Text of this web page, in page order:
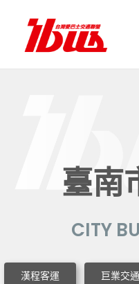
內
臺南
CITY
漢程客運 巨業交通